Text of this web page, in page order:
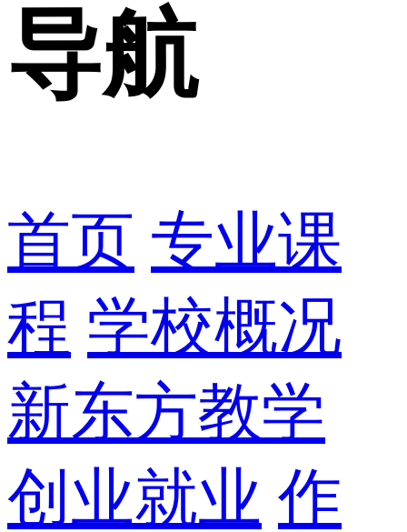
导航
首页 专业课
程 学校概况
新东方教学
创业就业 作